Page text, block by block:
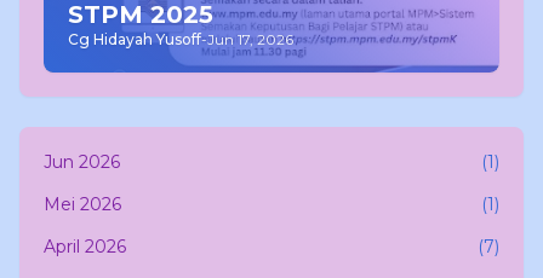
STPM 2025
Cg Hidayah Yusoff-Jun 17, 2026
Jun 2026
(1)
Mei 2026
(1)
April 2026
(7)